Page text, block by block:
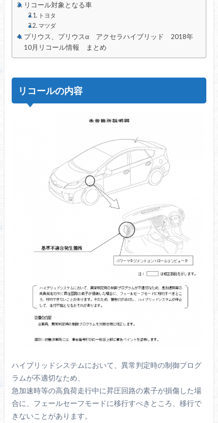
リコール対象となる車
トヨタ
マツダ
プリウス、プリウスα アクセラハイブリッド 2018年
10月リコール情報 まとめ
リコールの内容
ハイブリッドシステムにおいて、異常判定時の制御プログ
ラムが不適切なため、
急加速時等の高負荷走行中に昇圧回路の素子が損傷した場
合に、フェールセーフモードに移行すべきところ、移行で
きないことがあります。